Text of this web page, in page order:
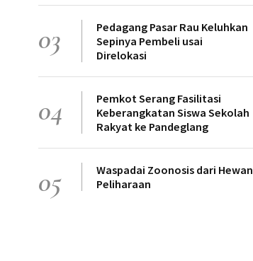
03
Pedagang Pasar Rau Keluhkan
Sepinya Pembeli usai
Direlokasi
04
Pemkot Serang Fasilitasi
Keberangkatan Siswa Sekolah
Rakyat ke Pandeglang
05
Waspadai Zoonosis dari Hewan
Peliharaan